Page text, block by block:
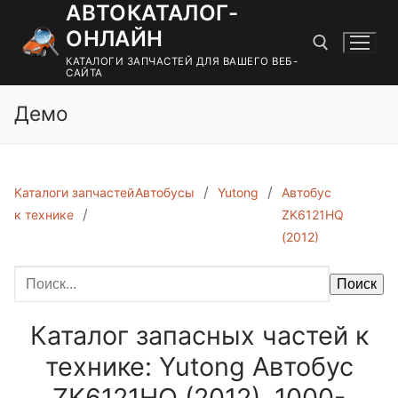
содержимому
АВТОКАТАЛОГ-
ОНЛАЙН
КАТАЛОГИ ЗАПЧАСТЕЙ ДЛЯ ВАШЕГО ВЕБ-
САЙТА
Демо
Каталоги запчастей
к технике
Автобусы Yutong
Автобус
ZK6121HQ
(2012)
Поиск
Каталог запасных частей к
технике: Yutong Автобус